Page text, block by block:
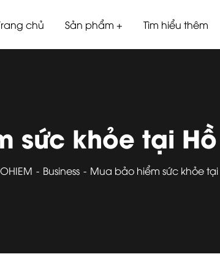
chủ Sản phẩm Tìm hiểu thêm
sức khỏe tại
Business Mua bảo hiểm sức khỏe tại